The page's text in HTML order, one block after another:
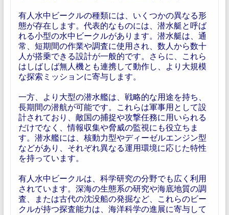
有人水中ビークルの種類には、いくつかの異なる形
態が存在します。代表的なものには、潜水艇と呼ば
れる小型の水中ビークルがあります。潜水艇は、通
常、短期間の作業や調査に使用され、数人から数十
人が搭乗できる設計が一般的です。さらに、これら
はしばしば無人機とも連携して動作し、より大規模
な探索ミッションに寄与します。
一方、より大型の潜水艦は、戦略的な用途を持ち、
長期間の潜航が可能です。これらは軍事用として設
計されており、敵国の捕捉や攻撃任務に用いられる
だけでなく、情報収集や脅威の監視にも役立ちま
す。潜水艦には、核動力型やディーゼルエンジン型
などがあり、それぞれ異なる運用環境に応じた特性
を持っています。
有人水中ビークルは、科学研究の分野でも広く利用
されています。深海の生態系の研究や海底地質の調
査、または古代の沈没船の発掘など、これらのビー
クルが持つ探査能力は、海洋科学の進展に寄与して